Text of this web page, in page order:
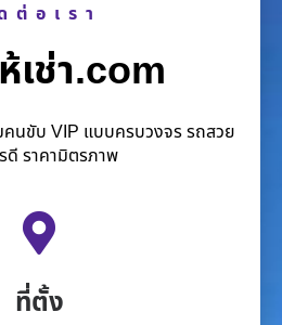
ต่อเรา
เช่า.com
คนขับ VIP แบบครบวงจร รถสวย
ดี ราคามิตรภาพ
ที่ตั้ง